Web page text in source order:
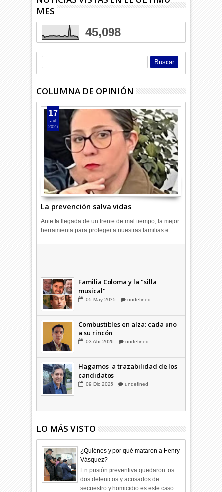
MES
45,098
COLUMNA DE OPINIÓN
La prevención salva vidas
17
Jul
2026
Ante la llegada de un frente de mal tiempo, la mejor
herramienta para proteger a nuestras familias e...
Familia Coloma y la "silla
musical"
Combustibles en alza: cada uno
a su rincón
Hagamos la trazabilidad de los
candidatos
LO MÁS VISTO
¿Quiénes y por qué mataron a Henry
Vásquez?
En prisión preventiva quedaron los
dos detenidos y acusados de
secuestro y homicidio es este caso